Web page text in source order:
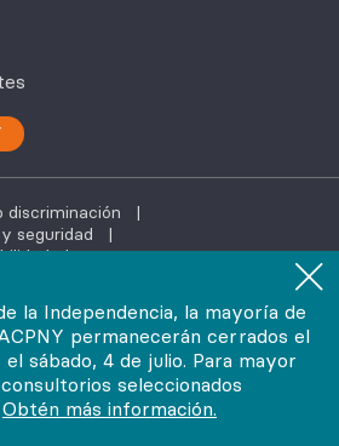
la Independencia, la mayoría de
permanecerán cerrados el
sábado, 4 de julio. Para mayor
seleccionados
Obtén más información.
discriminación
|
seguridad
|
|
Todos los derechos reservados.